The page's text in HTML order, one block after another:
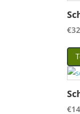
€
€